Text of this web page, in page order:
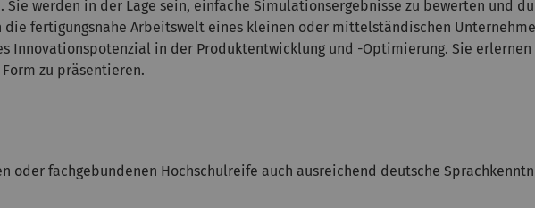
werden in der Lage sein, einfache Simulationsergebnisse zu bewerten und
fertigungsnahe Arbeitswelt eines kleinen oder mittelständischen
Innovationspotenzial in der Produktentwicklung und -Optimierung. Sie erlernen
zu präsentieren.
oder fachgebundenen Hochschulreife auch ausreichend deutsche